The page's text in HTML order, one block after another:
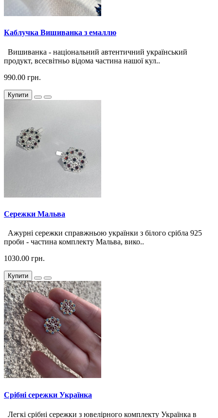
Каблучка Вишиванка з емаллю
Вишиванка - національний автентичний український
продукт, всесвітньо відома частина нашої кул..
990.00 грн.
Купити
Сережки Мальва
Ажурні сережки справжньою українки з білого срібла 925
проби - частина комплекту Мальва, вико..
1030.00 грн.
Купити
Срібні сережки Українка
Легкі срібні сережки з ювелірного комплекту Українка в